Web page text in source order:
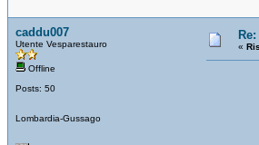
caddu007
Utente Vesparestauro
Offline
Posts: 50
Lombardia-Gussago
«